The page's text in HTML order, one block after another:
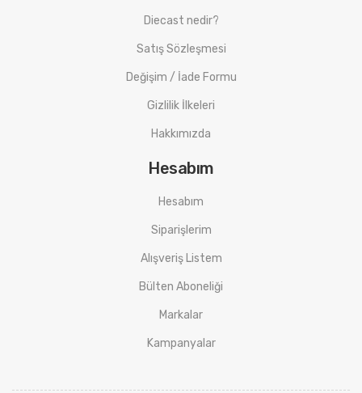
Diecast nedir?
Satış Sözleşmesi
Değişim / İade Formu
Gizlilik İlkeleri
Hakkımızda
Hesabım
Hesabım
Siparişlerim
Alışveriş Listem
Bülten Aboneliği
Markalar
Kampanyalar